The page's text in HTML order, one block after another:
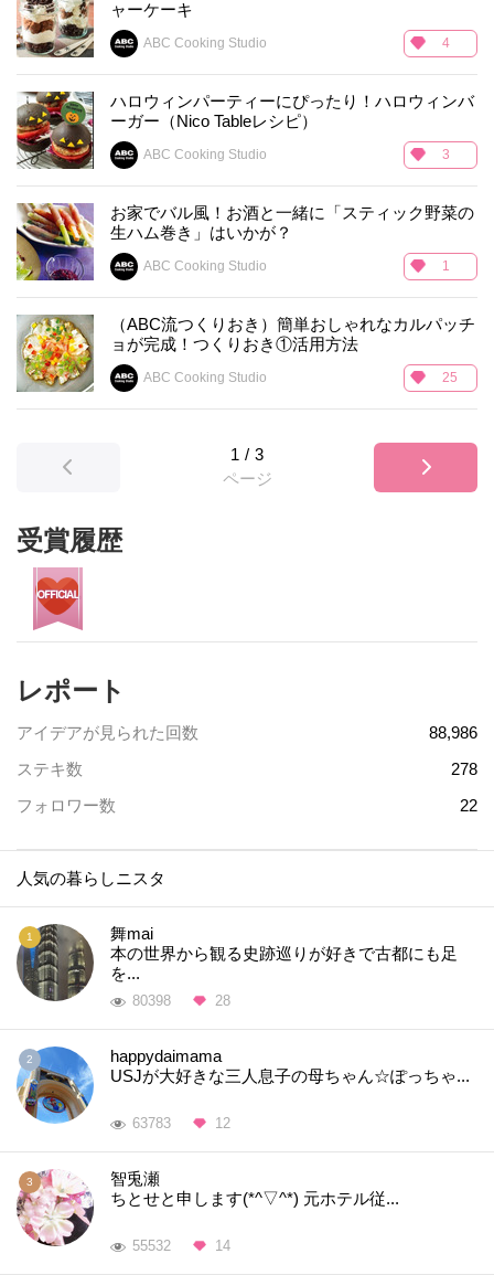
ャーケーキ
ABC Cooking Studio 4
ハロウィンパーティーにぴったり！ハロウィンバ
ーガー（Nico Tableレシピ）
ABC Cooking Studio 3
お家でバル風！お酒と一緒に「スティック野菜の
生ハム巻き」はいかが？
ABC Cooking Studio 1
（ABC流つくりおき）簡単おしゃれなカルパッチ
ョが完成！つくりおき①活用方法
ABC Cooking Studio 25
1 / 3
ページ
受賞履歴
レポート
アイデアが見られた回数
88,986
ステキ数
278
フォロワー数
22
人気の暮らしニスタ
舞mai
本の世界から観る史跡巡りが好きで古都にも足
を...
80398 28
happydaimama
USJが大好きな三人息子の母ちゃん☆ぽっちゃ...
63783 12
智兎瀬
ちとせと申します(*^▽^*) 元ホテル従...
55532 14